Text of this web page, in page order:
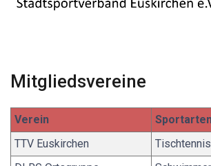
Mitgliedsvereine
Verein
TTV Euskirchen
Tischtennis